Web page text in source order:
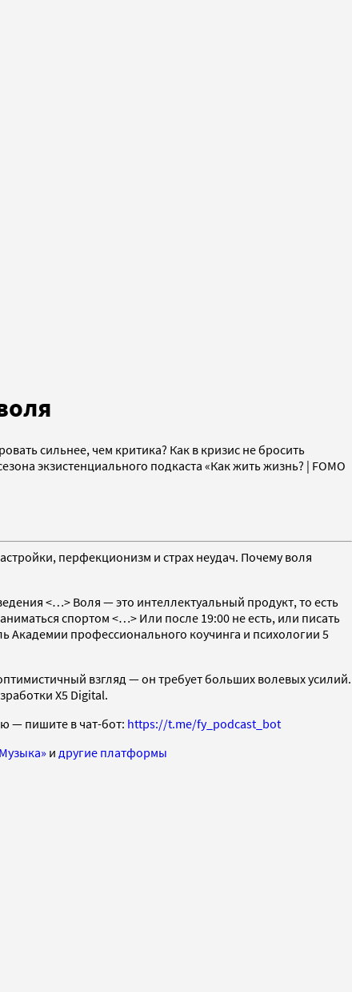
сильнее, чем критика? Как в кризис не бросить
экзистенциального подкаста «Как жить жизнь? | FOMO
перфекционизм и страх неудач. Почему воля
<…> Воля — это интеллектуальный продукт, то есть
спортом <…> Или после 19:00 не есть, или писать
Академии профессионального коучинга и психологии 5
взгляд — он требует больших волевых усилий.
X5 Digital.
— пишите в чат-бот: https://t.me/fy_podcast_bot
и другие платформы